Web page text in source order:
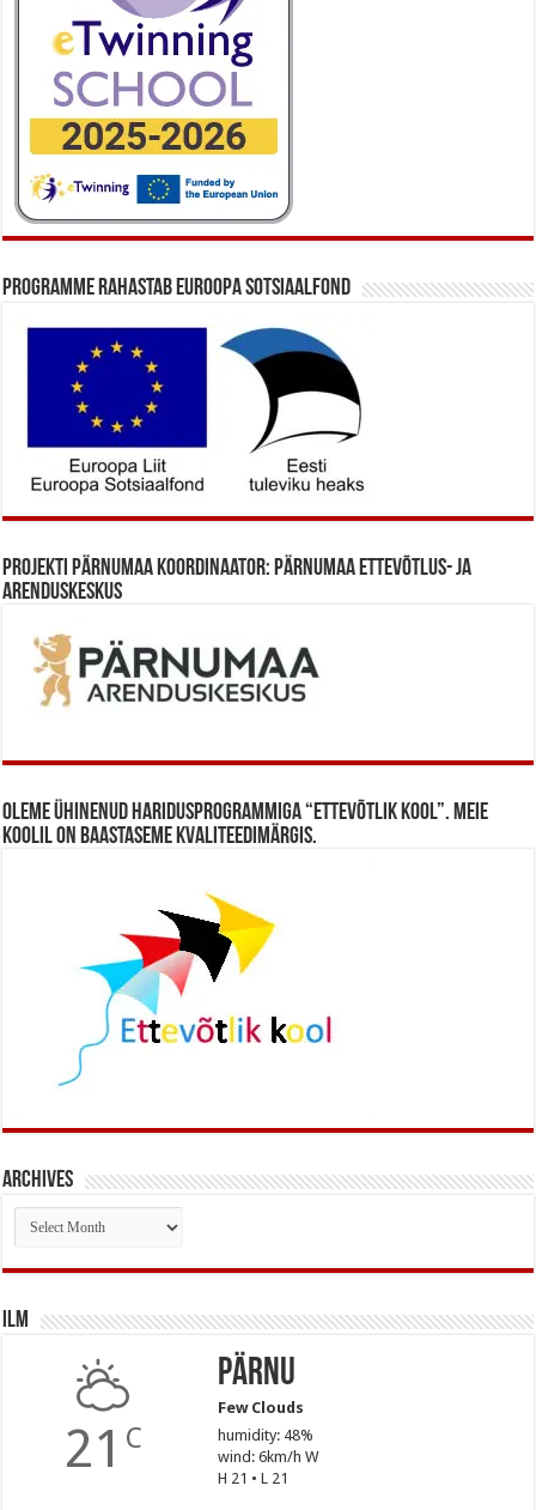
Programme rahastab Euroopa Sotsiaalfond
Projekti Pärnumaa koordinaator: Pärnumaa Ettevõtlus- ja
Arenduskeskus
Oleme ühinenud haridusprogrammiga “Ettevõtlik Kool”. Meie
koolil on baastaseme kvaliteedimärgis.
Archives
Archives
Ilm
21 C
Pärnu
Few Clouds
humidity: 48%
wind: 6km/h W
H 21 • L 21